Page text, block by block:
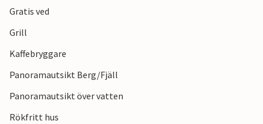
Gratis ved
Grill
Kaffebryggare
Panoramautsikt Berg/Fjäll
Panoramautsikt över vatten
Rökfritt hus